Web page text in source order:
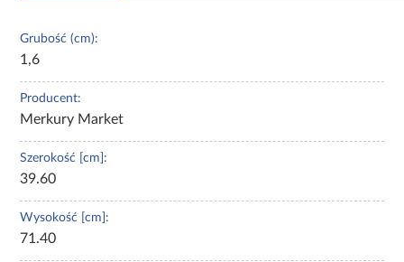
Grubość (cm):
1,6
Producent:
Merkury Market
Szerokość [cm]:
39.60
Wysokość [cm]:
71.40